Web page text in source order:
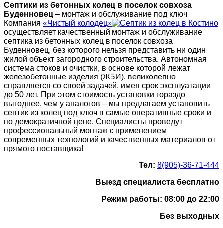
Септики из бетонных колец в поселок совхоза
Буденновец – монтаж и обслуживание под ключ
Компания «Чистый колодец»
осуществляет качественный монтаж и обслуживание
септика из бетонных колец в поселок совхоза
Буденновец, без которого нельзя представить ни один
жилой объект загородного строительства. Автономная
система стоков и очистки, в основе которой лежат
железобетонные изделия (ЖБИ), великолепно
справляется со своей задачей, имея срок эксплуатации
до 50 лет. При этом стоимость установки гораздо
выгоднее, чем у аналогов – мы предлагаем установить
септик из колец под ключ в самые оперативные сроки и
по демократичной цене. Специалисты проведут
профессиональный монтаж с применением
современных технологий и качественных материалов от
прямого поставщика!
Тел: 8(905)-36-71-444
Выезд специалиста бесплатно
Режим работы: 08:00 до 22:00
Без выходных